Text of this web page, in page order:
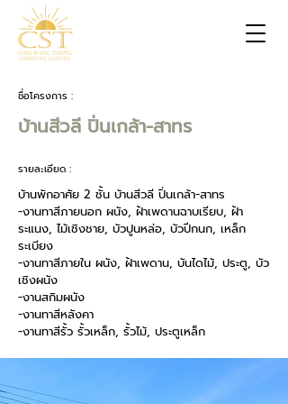
ชื่อโครงการ :
บ้านสีวลี ปิ่นเกล้า-สาทร
รายละเอียด :
บ้านพักอาศัย 2 ชั้น บ้านสีวลี ปิ่นเกล้า-สาทร
-งานทาสีภายนอก ผนัง, ฝ้าเพดานฉาบเรียบ, ฝ้า
ระแนง, ไม้เชิงชาย, บัวปูนหล่อ, บัวปีกนก, เหล็ก
ระเบียง
-งานทาสีภายใน ผนัง, ฝ้าเพดาน, บันไดไม้, ประตู, บัว
เชิงผนัง
-งานสกิมผนัง
-งานทาสีหลังคา
-งานทาสีรั้ว รั้วเหล็ก, รั้วไม้, ประตูเหล็ก